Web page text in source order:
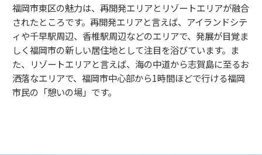
福岡市東区の魅力は、再開発エリアとリゾートエリアが融合
されたところです。再開発エリアと言えば、アイランドシテ
ィや千早駅周辺、香椎駅周辺などのエリアで、発展が目覚ま
しく福岡市の新しい居住地として注目を浴びています。ま
た、リゾートエリアと言えば、海の中道から志賀島に至るお
洒落なエリアで、福岡市中心部から1時間ほどで行ける福岡
市民の「憩いの場」です。